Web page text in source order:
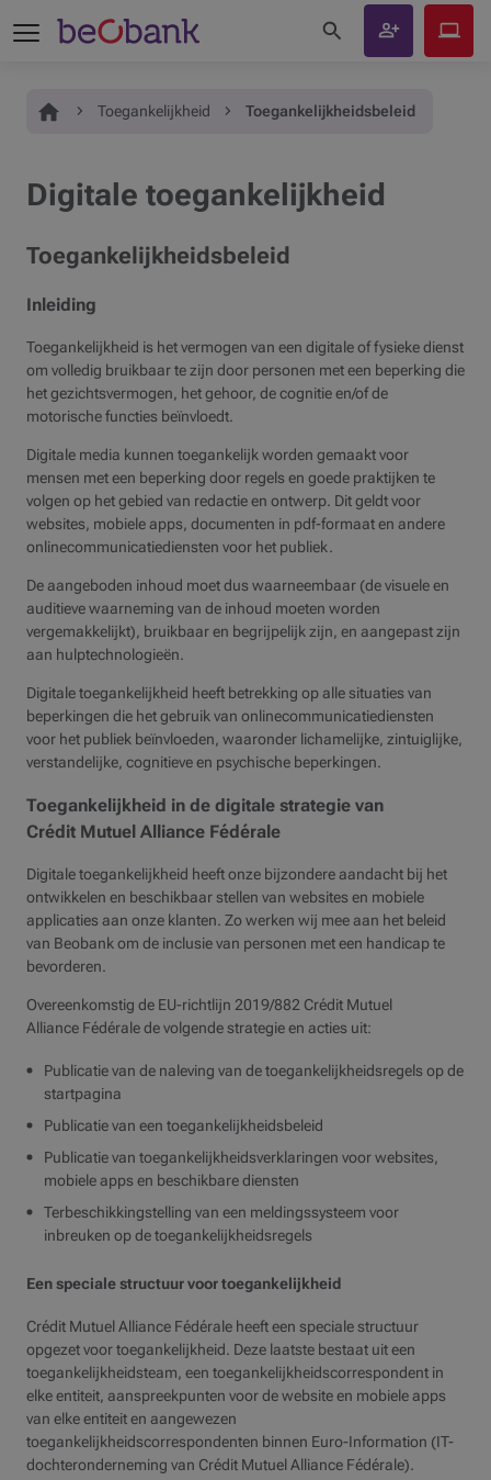
Je bent hier:
Home Toegankelijkheid Toegankelijkheidsbeleid
Digitale toegankelijkheid
Toegankelijkheidsbeleid
Inleiding
Toegankelijkheid is het vermogen van een digitale of fysieke dienst
om volledig bruikbaar te zijn door personen met een beperking die
het gezichtsvermogen, het gehoor, de cognitie en/of de
motorische functies beïnvloedt.
Digitale media kunnen toegankelijk worden gemaakt voor
mensen met een beperking door regels en goede praktijken te
volgen op het gebied van redactie en ontwerp. Dit geldt voor
websites, mobiele apps, documenten in pdf-formaat en andere
onlinecommunicatiediensten voor het publiek.
De aangeboden inhoud moet dus waarneembaar (de visuele en
auditieve waarneming van de inhoud moeten worden
vergemakkelijkt), bruikbaar en begrijpelijk zijn, en aangepast zijn
aan hulptechnologieën.
Digitale toegankelijkheid heeft betrekking op alle situaties van
beperkingen die het gebruik van onlinecommunicatiediensten
voor het publiek beïnvloeden, waaronder lichamelijke, zintuiglijke,
verstandelijke, cognitieve en psychische beperkingen.
Toegankelijkheid in de digitale strategie van
Crédit Mutuel Alliance Fédérale
Digitale toegankelijkheid heeft onze bijzondere aandacht bij het
ontwikkelen en beschikbaar stellen van websites en mobiele
applicaties aan onze klanten. Zo werken wij mee aan het beleid
van Beobank om de inclusie van personen met een handicap te
bevorderen.
Overeenkomstig de EU-richtlijn 2019/882 Crédit Mutuel
Alliance Fédérale de volgende strategie en acties uit:
Publicatie van de naleving van de toegankelijkheidsregels op de
startpagina
Publicatie van een toegankelijkheidsbeleid
Publicatie van toegankelijkheidsverklaringen voor websites,
mobiele apps en beschikbare diensten
Terbeschikkingstelling van een meldingssysteem voor
inbreuken op de toegankelijkheidsregels
Een speciale structuur voor toegankelijkheid
Crédit Mutuel Alliance Fédérale heeft een speciale structuur
opgezet voor toegankelijkheid. Deze laatste bestaat uit een
toegankelijkheidsteam, een toegankelijkheidscorrespondent in
elke entiteit, aanspreekpunten voor de website en mobiele apps
van elke entiteit en aangewezen
toegankelijkheidscorrespondenten binnen Euro-Information (IT-
dochteronderneming van Crédit Mutuel Alliance Fédérale).